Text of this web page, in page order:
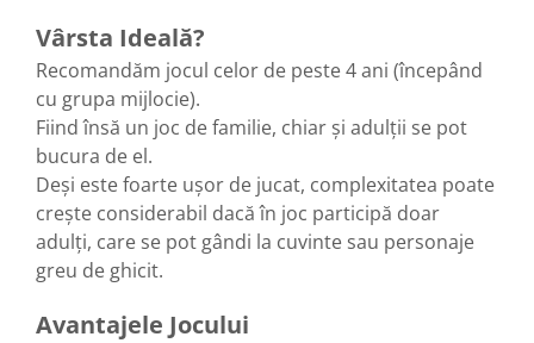
Vârsta Ideală?
Recomandăm jocul celor de peste 4 ani (începând
cu grupa mijlocie).
Fiind însă un joc de familie, chiar și adulții se pot
bucura de el.
Deși este foarte ușor de jucat, complexitatea poate
crește considerabil dacă în joc participă doar
adulți, care se pot gândi la cuvinte sau personaje
greu de ghicit.
Avantajele Jocului